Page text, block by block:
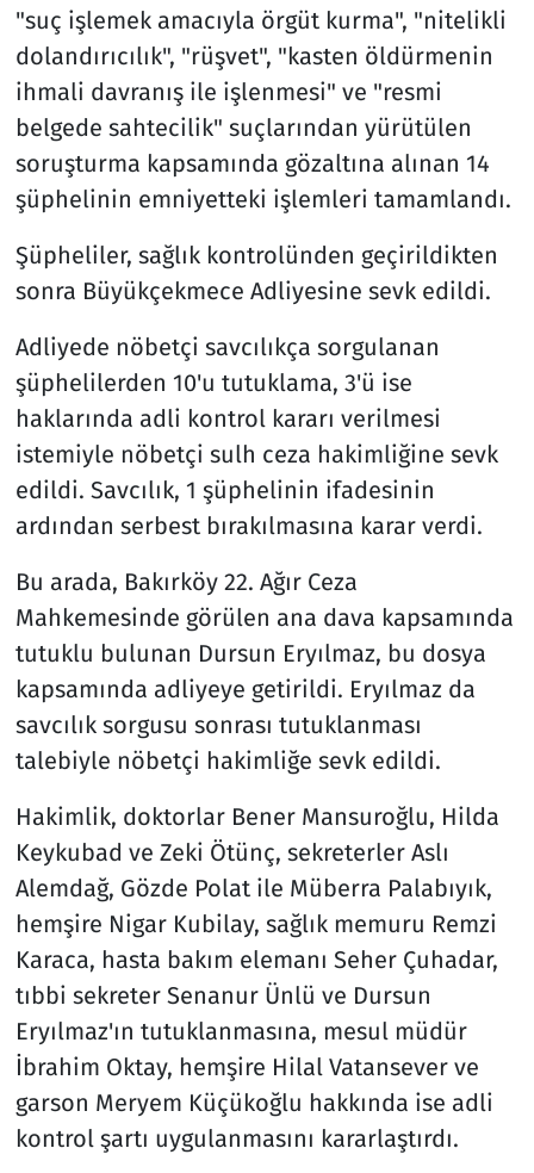
"suç işlemek amacıyla örgüt kurma", "nitelikli
dolandırıcılık", "rüşvet", "kasten öldürmenin
ihmali davranış ile işlenmesi" ve "resmi
belgede sahtecilik" suçlarından yürütülen
soruşturma kapsamında gözaltına alınan 14
şüphelinin emniyetteki işlemleri tamamlandı.
Şüpheliler, sağlık kontrolünden geçirildikten
sonra Büyükçekmece Adliyesine sevk edildi.
Adliyede nöbetçi savcılıkça sorgulanan
şüphelilerden 10'u tutuklama, 3'ü ise
haklarında adli kontrol kararı verilmesi
istemiyle nöbetçi sulh ceza hakimliğine sevk
edildi. Savcılık, 1 şüphelinin ifadesinin
ardından serbest bırakılmasına karar verdi.
Bu arada, Bakırköy 22. Ağır Ceza
Mahkemesinde görülen ana dava kapsamında
tutuklu bulunan Dursun Eryılmaz, bu dosya
kapsamında adliyeye getirildi. Eryılmaz da
savcılık sorgusu sonrası tutuklanması
talebiyle nöbetçi hakimliğe sevk edildi.
Hakimlik, doktorlar Bener Mansuroğlu, Hilda
Keykubad ve Zeki Ötünç, sekreterler Aslı
Alemdağ, Gözde Polat ile Müberra Palabıyık,
hemşire Nigar Kubilay, sağlık memuru Remzi
Karaca, hasta bakım elemanı Seher Çuhadar,
tıbbi sekreter Senanur Ünlü ve Dursun
Eryılmaz'ın tutuklanmasına, mesul müdür
İbrahim Oktay, hemşire Hilal Vatansever ve
garson Meryem Küçükoğlu hakkında ise adli
kontrol şartı uygulanmasını kararlaştırdı.
Teknoloji ve Bilim
Televizyon